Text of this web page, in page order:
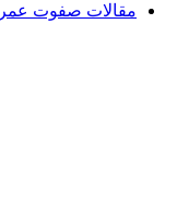
مقالات صفوت